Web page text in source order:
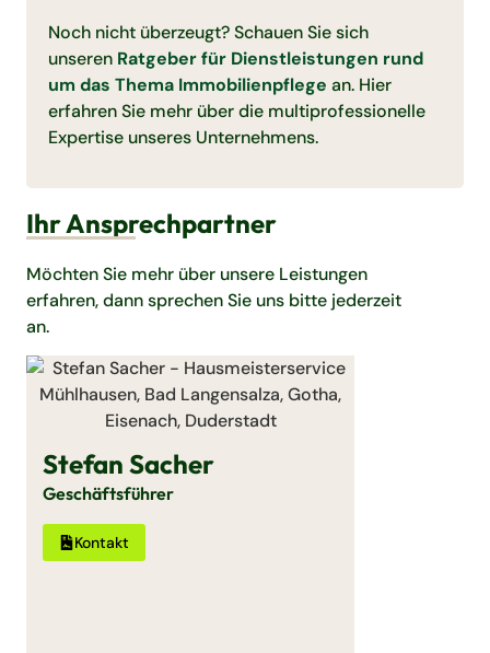
Noch nicht überzeugt? Schauen Sie sich
unseren Ratgeber für Dienstleistungen rund
um das Thema Immobilienpflege an. Hier
erfahren Sie mehr über die multiprofessionelle
Expertise unseres Unternehmens.
Ihr Ansprechpartner
Möchten Sie mehr über unsere Leistungen
erfahren, dann sprechen Sie uns bitte jederzeit
an.
Stefan Sacher
Geschäftsführer
Kontakt